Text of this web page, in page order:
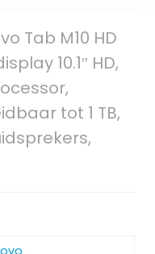
Tab M10 HD
10.1″ HD,
tot 1 TB,